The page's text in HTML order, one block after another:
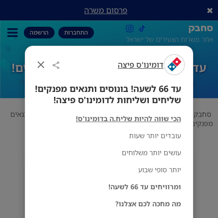
דומינו'ס פיצה
עד 66 לשעה! בונוסים ותנאים מפנקים!
שליחים ושליחות לדומינו'ס פיצה!
הכי שווה להיות שליח.ה בדומינו'ס!
עובדים יותר שעות
עושים יותר משלוחים
יותר סופי שבוע
ומרוויחים עד 66 לשעה!
מה מחכה לכם אצלנו?
פרסום משרה
סחבק
אתר משרות הצעירים של ישראל
התחברות הרשמה
עד 66 לשעה! בונוסים ותנאים מפנקים!
שליחים ושליחות לדומינו'ס פיצה!
סחבק משרות שוות דומינו'ס פיצה
עד 66 לשעה! בונוסים ותנאים
מפנקים! שליחים ושליחות לדומינו'ס פיצה!
דומינו'ס פיצה
הכל